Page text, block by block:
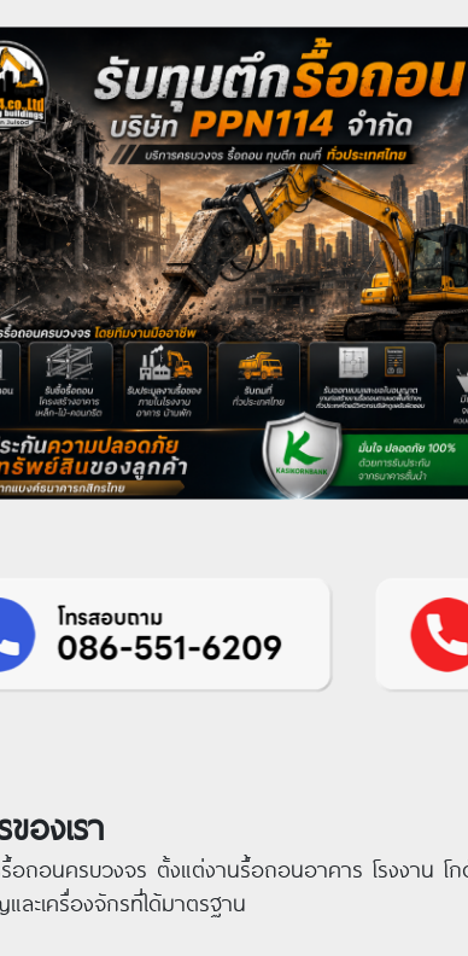
องเรา
รื้อถอนครบวงจร ตั้งแต่งานรื้อถอนอาคาร โรงงาน
ละเครื่องจักรที่ได้มาตรฐาน